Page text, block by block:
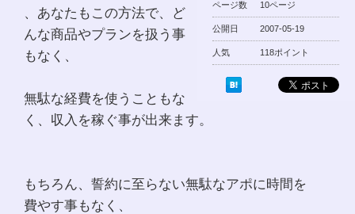
ページ数 10ページ
公開日 2007-05-19
人気 118ポイント
、あなたもこの方法で、ど
んな商品やプランを扱う事
もなく、
無駄な経費を使うこともな
く、収入を稼ぐ事が出来ます。
もちろん、誓約に至らない無駄なアポに時間を
費やす事もなく、